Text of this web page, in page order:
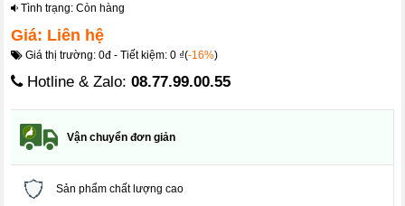
Tình trạng: Còn hàng
Giá: Liên hệ
Giá thị trường: 0đ - Tiết kiệm: 0 ₫(-16%)
Hotline & Zalo:08.77.99.00.55
Vận chuyển đơn giản
Sản phẩm chất lượng cao